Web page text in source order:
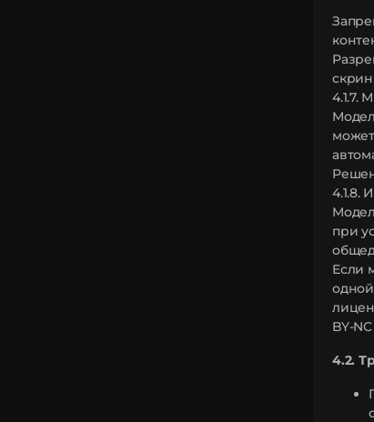
4.1.7.
4.1.8.
при
Если
BY-
4.2.